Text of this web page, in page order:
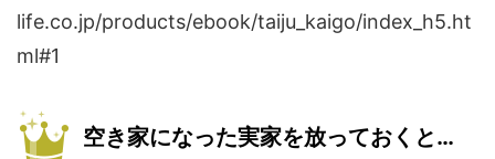
life.co.jp/products/ebook/taiju_kaigo/index_h5.ht
ml#1
空き家になった実家を放っておくと…